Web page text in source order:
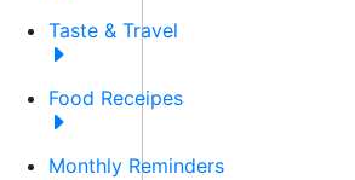
Taste & Travel
Food Receipes
Monthly Reminders